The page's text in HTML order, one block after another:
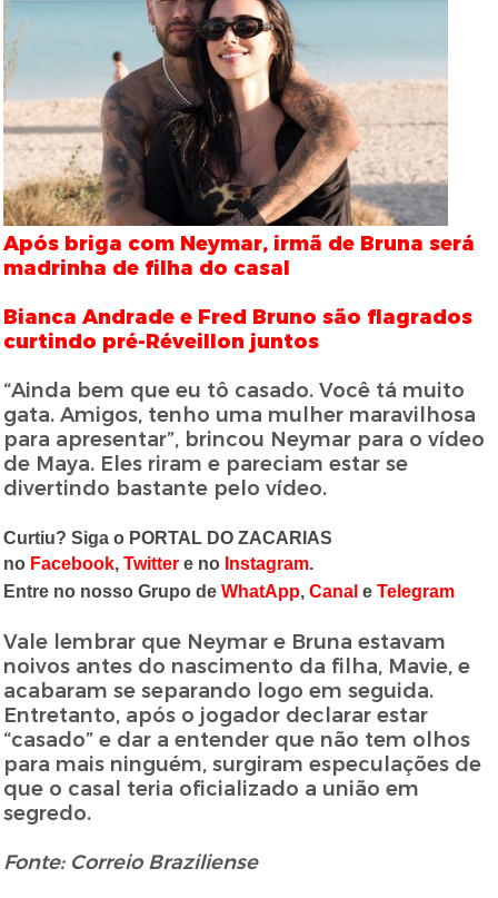
Após briga com Neymar, irmã de Bruna será
madrinha de filha do casal
Bianca Andrade e Fred Bruno são flagrados
curtindo pré-Réveillon juntos
“Ainda bem que eu tô casado. Você tá muito
gata. Amigos, tenho uma mulher maravilhosa
para apresentar”, brincou Neymar para o vídeo
de Maya. Eles riram e pareciam estar se
divertindo bastante pelo vídeo.
Curtiu? Siga o PORTAL DO ZACARIAS
no Facebook,Twitter e no Instagram.
Entre no nosso Grupo deWhatApp,Canal eTelegram
Vale lembrar que Neymar e Bruna estavam
noivos antes do nascimento da filha, Mavie, e
acabaram se separando logo em seguida.
Entretanto, após o jogador declarar estar
“casado” e dar a entender que não tem olhos
para mais ninguém, surgiram especulações de
que o casal teria oficializado a união em
segredo.
Fonte: Correio Braziliense